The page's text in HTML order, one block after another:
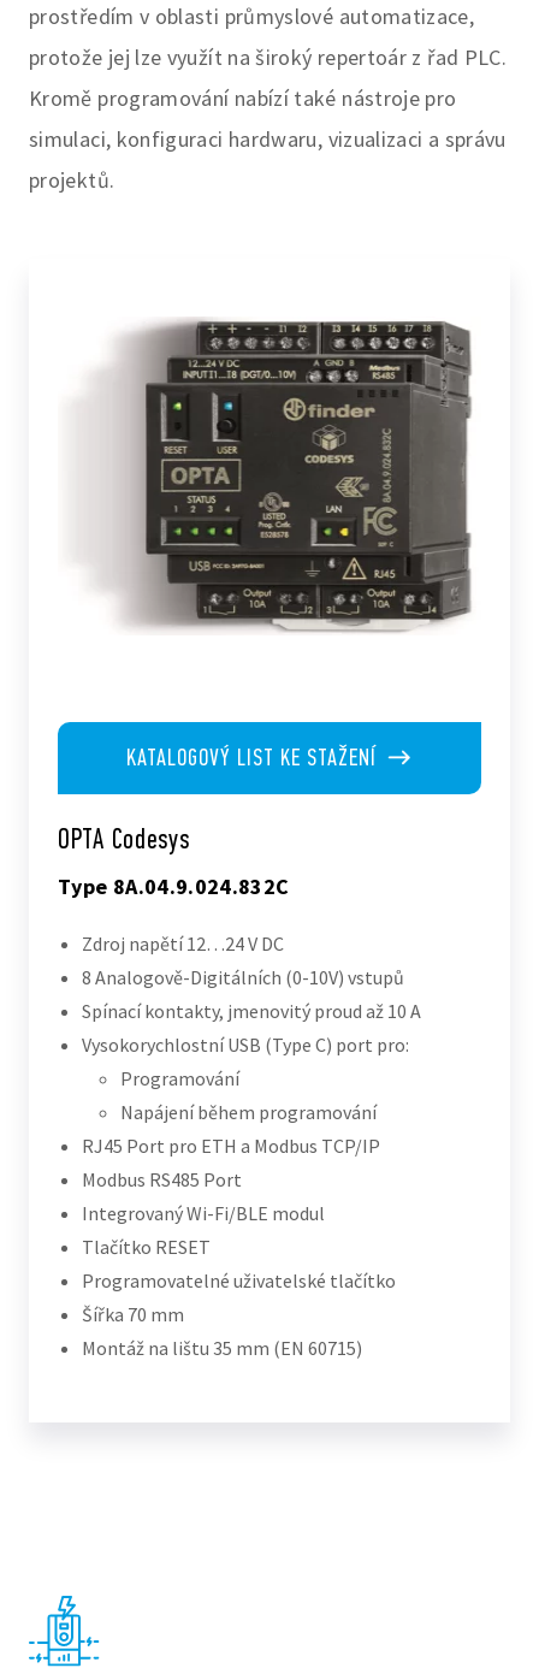
prostředím v oblasti průmyslové automatizace,
protože jej lze využít na široký repertoár z řad PLC.
Kromě programování nabízí také nástroje pro
simulaci, konfiguraci hardwaru, vizualizaci a správu
projektů.
KATALOGOVÝ LIST KE STAŽENÍ
OPTA Codesys
Type 8A.04.9.024.832C
Zdroj napětí 12…24 V DC
8 Analogově-Digitálních (0-10V) vstupů
Spínací kontakty, jmenovitý proud až 10 A
Vysokorychlostní USB (Type C) port pro:
Programování
Napájení během programování
RJ45 Port pro ETH a Modbus TCP/IP
Modbus RS485 Port
Integrovaný Wi-Fi/BLE modul
Tlačítko RESET
Programovatelné uživatelské tlačítko
Šířka 70 mm
Montáž na lištu 35 mm (EN 60715)